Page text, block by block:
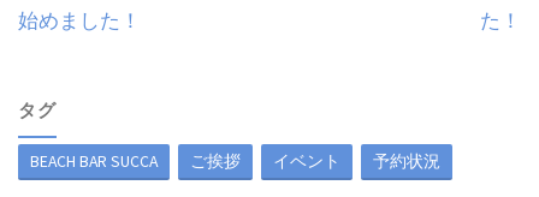
始めました！
た！
タグ
BEACH BAR SUCCA ご挨拶 イベント 予約状況